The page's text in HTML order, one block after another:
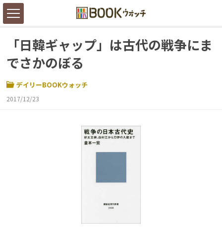
「日韓ギャップ」は古代の戦争にま
でさかのぼる
デイリーBOOKウォッチ
2017/12/23